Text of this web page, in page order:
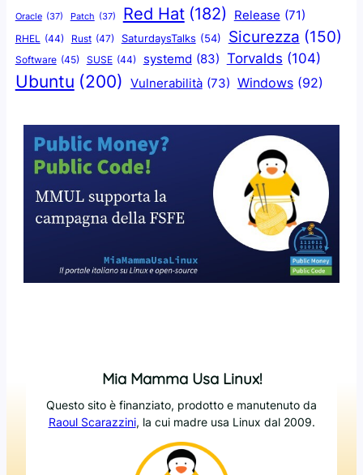
Oracle (37) Patch (37) Red Hat (182) Release (71)
RHEL (44) Rust (47) SaturdaysTalks (54) Sicurezza (150)
Software (45) SUSE (44) systemd (83) Torvalds (104)
Ubuntu (200) Vulnerabilità (73) Windows (92)
Mia Mamma Usa Linux!
Questo sito è finanziato, prodotto e manutenuto da
Raoul Scarazzini, la cui madre usa Linux dal 2009.